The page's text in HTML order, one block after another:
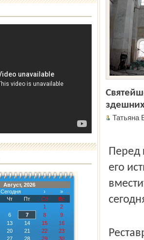
Август, 2026
Сегодня ›
»
Чт Пт Сб
Вс
1
2
6 7 8
9
13 14 15
16
20 21 22
23
27 28 29
30
Перед
его